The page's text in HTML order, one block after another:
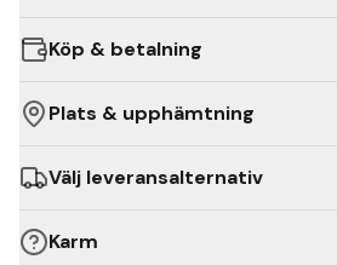
Köp & betalning
Plats & upphämtning
Välj leveransalternativ
Karm